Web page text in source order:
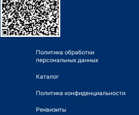
Политика обработки
персональных данных
Каталог
Политика конфиденциальности
Реквизиты